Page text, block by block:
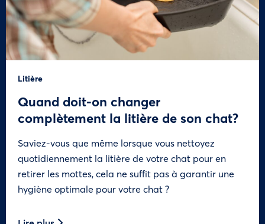
Litière
Quand doit-on changer
complètement la litière de son chat?
Saviez-vous que même lorsque vous nettoyez
quotidiennement la litière de votre chat pour en
retirer les mottes, cela ne suffit pas à garantir une
hygiène optimale pour votre chat ?